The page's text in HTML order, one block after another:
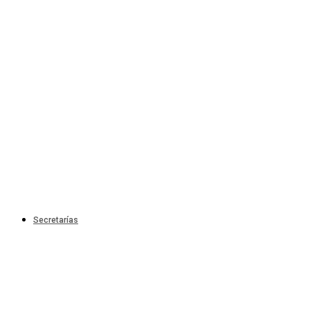
Secretarías